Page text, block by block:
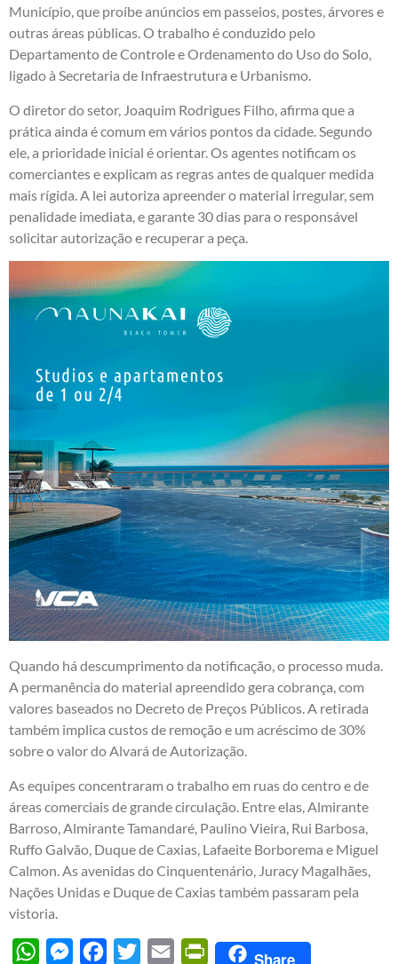
Município, que proíbe anúncios em passeios, postes, árvores e
outras áreas públicas. O trabalho é conduzido pelo
Departamento de Controle e Ordenamento do Uso do Solo,
ligado à Secretaria de Infraestrutura e Urbanismo.
O diretor do setor, Joaquim Rodrigues Filho, afirma que a
prática ainda é comum em vários pontos da cidade. Segundo
ele, a prioridade inicial é orientar. Os agentes notificam os
comerciantes e explicam as regras antes de qualquer medida
mais rígida. A lei autoriza apreender o material irregular, sem
penalidade imediata, e garante 30 dias para o responsável
solicitar autorização e recuperar a peça.
Quando há descumprimento da notificação, o processo muda.
A permanência do material apreendido gera cobrança, com
valores baseados no Decreto de Preços Públicos. A retirada
também implica custos de remoção e um acréscimo de 30%
sobre o valor do Alvará de Autorização.
As equipes concentraram o trabalho em ruas do centro e de
áreas comerciais de grande circulação. Entre elas, Almirante
Barroso, Almirante Tamandaré, Paulino Vieira, Rui Barbosa,
Ruffo Galvão, Duque de Caxias, Lafaeite Borborema e Miguel
Calmon. As avenidas do Cinquentenário, Juracy Magalhães,
Nações Unidas e Duque de Caxias também passaram pela
vistoria.
WhatsAppMessengerFacebook
Twitter Email PrintFriendly
Share